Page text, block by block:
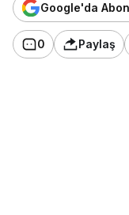
Google'da
0 Paylaş